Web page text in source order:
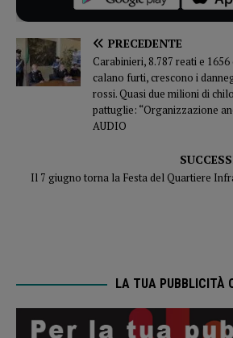
PRECEDENTE
Carabinieri, 8.787 reati e
calano furti, crescono i
rossi. Quasi due milioni di
pattuglie: “Organizzazione
AUDIO
Il 7 giugno torna la Festa del Quartiere
LA TUA PUBBLICITÀ